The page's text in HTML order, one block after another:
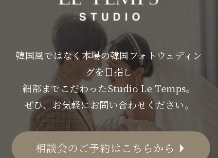
韓国風ではなく本場の韓国フォトウェディン
グを目指し
細部までこだわったStudio Le Temps。
ぜひ、お気軽にお問い合わせください。
相談会のご予約はこちらから